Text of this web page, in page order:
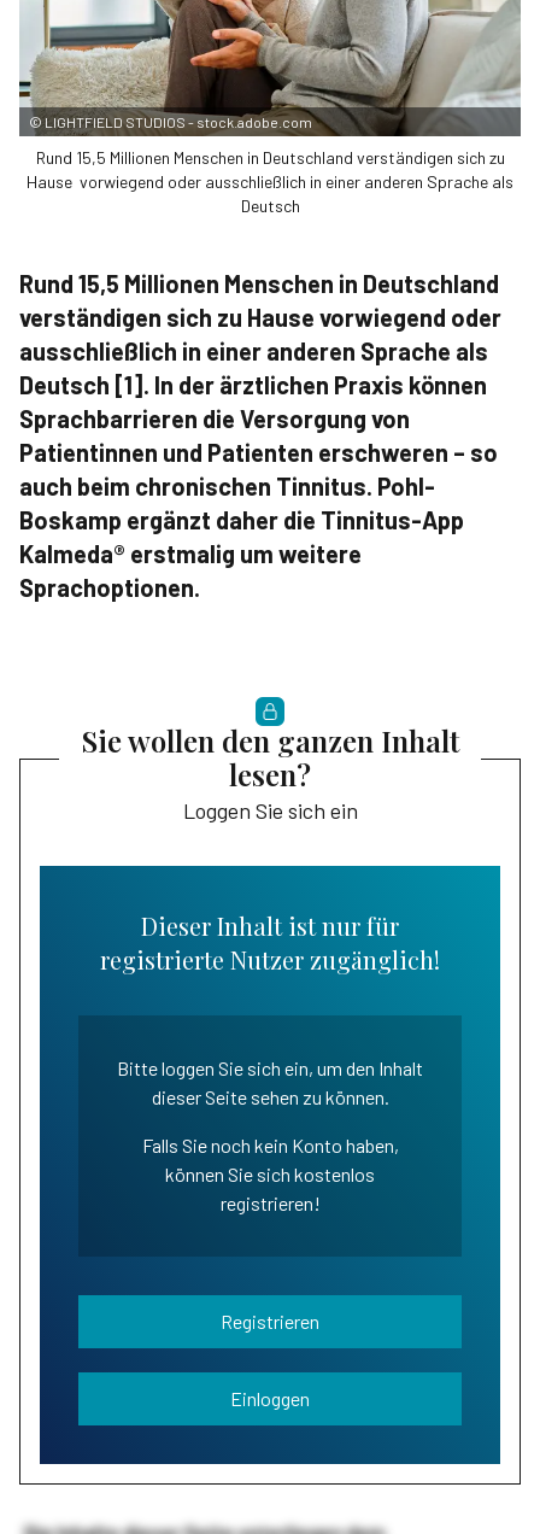
© LIGHTFIELD STUDIOS - stock.adobe.com
Rund 15,5 Millionen Menschen in Deutschland verständigen sich zu
Hause vorwiegend oder ausschließlich in einer anderen Sprache als
Deutsch
Rund 15,5 Millionen Menschen in Deutschland
verständigen sich zu Hause vorwiegend oder
ausschließlich in einer anderen Sprache als
Deutsch [1]. In der ärztlichen Praxis können
Sprachbarrieren die Versorgung von
Patientinnen und Patienten erschweren – so
auch beim chronischen Tinnitus. Pohl-
Boskamp ergänzt daher die Tinnitus-App
Kalmeda® erstmalig um weitere
Sprachoptionen.
Sie wollen den ganzen Inhalt
lesen?
Loggen Sie sich ein
Dieser Inhalt ist nur für
registrierte Nutzer zugänglich!
Bitte loggen Sie sich ein, um den Inhalt
dieser Seite sehen zu können.
Falls Sie noch kein Konto haben,
können Sie sich kostenlos
registrieren!
Registrieren
Einloggen